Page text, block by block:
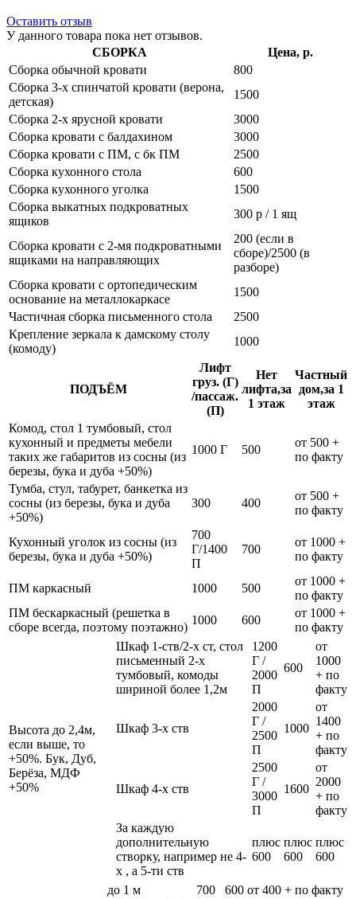
Оставить отзыв
У данного товара пока нет отзывов.
СБОРКА
Цена, р.
Сборка обычной кровати
800
Сборка 3-х спинчатой кровати (верона,
детская)
1500
Сборка 2-х ярусной кровати
3000
Сборка кровати с балдахином
3000
Сборка кровати с ПМ, с бк ПМ
2500
Сборка кухонного стола
600
Сборка кухонного уголка
1500
Сборка выкатных подкроватных
ящиков
300 р / 1 ящ
Сборка кровати с 2-мя подкроватными
ящиками на направляющих
200 (если в
сборе)/2500 (в
разборе)
Сборка кровати с ортопедическим
основание на металлокаркасе
1500
Частичная сборка письменного стола
2500
Крепление зеркала к дамскому столу
(комоду)
1000
ПОДЪЁМ
Лифт
груз. (Г)
/пассаж.
(П)
Нет
лифта,за
1 этаж
Частный
дом,за 1
этаж
Комод, стол 1 тумбовый, стол
кухонный и предметы мебели
таких же габаритов из сосны (из
березы, бука и дуба +50%)
1000 Г 500
от 500 +
по факту
Тумба, стул, табурет, банкетка из
сосны (из березы, бука и дуба
+50%)
300 400
от 500 +
по факту
Кухонный уголок из сосны (из
березы, бука и дуба +50%)
700
Г/1400
П
700
от 1000 +
по факту
ПМ каркасный 1000 500
от 1000 +
по факту
ПМ бескаркасный (решетка в
сборе всегда, поэтому поэтажно)
1000 600
от 1000 +
по факту
Высота до 2,4м,
если выше, то
+50%. Бук, Дуб,
Берёза, МДФ
+50%
Шкаф 1-ств/2-х ст, стол
письменный 2-х
тумбовый, комоды
шириной более 1,2м
1200
Г /
2000
П
600
от
1000
+ по
факту
Шкаф 3-х ств
2000
Г /
2500
П
1000
от
1400
+ по
факту
Шкаф 4-х ств
2500
Г /
3000
П
1600
от
2000
+ по
факту
За каждую
дополнительную
створку, например не 4-
х , а 5-ти ств
плюс
600
плюс
600
плюс
600
до 1 м 700 600 от 400 + по факту